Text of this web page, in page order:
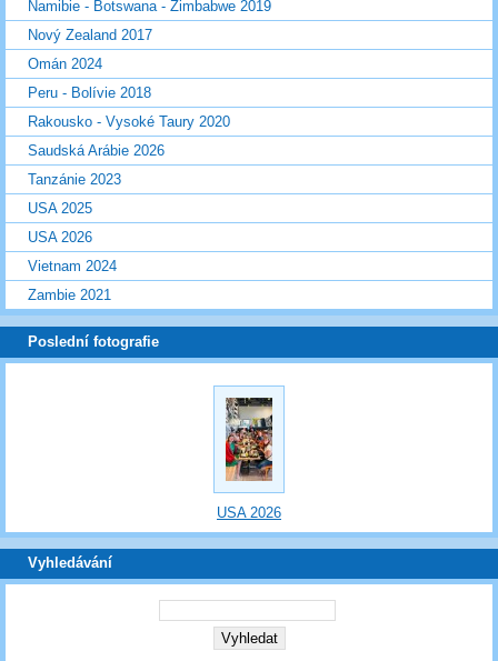
Namibie - Botswana - Zimbabwe 2019
Nový Zealand 2017
Omán 2024
Peru - Bolívie 2018
Rakousko - Vysoké Taury 2020
Saudská Arábie 2026
Tanzánie 2023
USA 2025
USA 2026
Vietnam 2024
Zambie 2021
Poslední fotografie
USA 2026
Vyhledávání